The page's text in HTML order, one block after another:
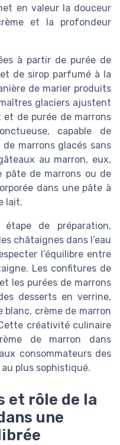
en valeur la douceur
et la profondeur
à partir de purée de
de sirop parfumé à la
de marier produits
glaciers ajustent
de purée de marrons
capable de
marrons glacés sans
au marron, eux,
pâte de marrons ou de
dans une pâte à
lait.
de préparation,
châtaignes dans l’eau
l’équilibre entre
Les confitures de
les purées de marrons
desserts en verrine,
crème de marron
créativité culinaire
de marron dans
consommateurs des
plus sophistiqué.
et rôle de la
une